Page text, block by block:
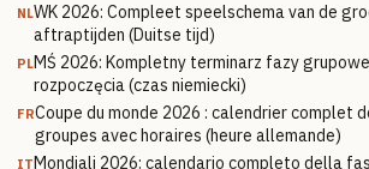
NLWK 2026: Compleet speelschema van de
aftraptijden (Duitse tijd)
PLMŚ 2026: Kompletny terminarz fazy
rozpoczęcia (czas niemiecki)
FRCoupe du monde 2026 : calendrier complet
groupes avec horaires (heure allemande)
IT Mondiali 2026: calendario completo della